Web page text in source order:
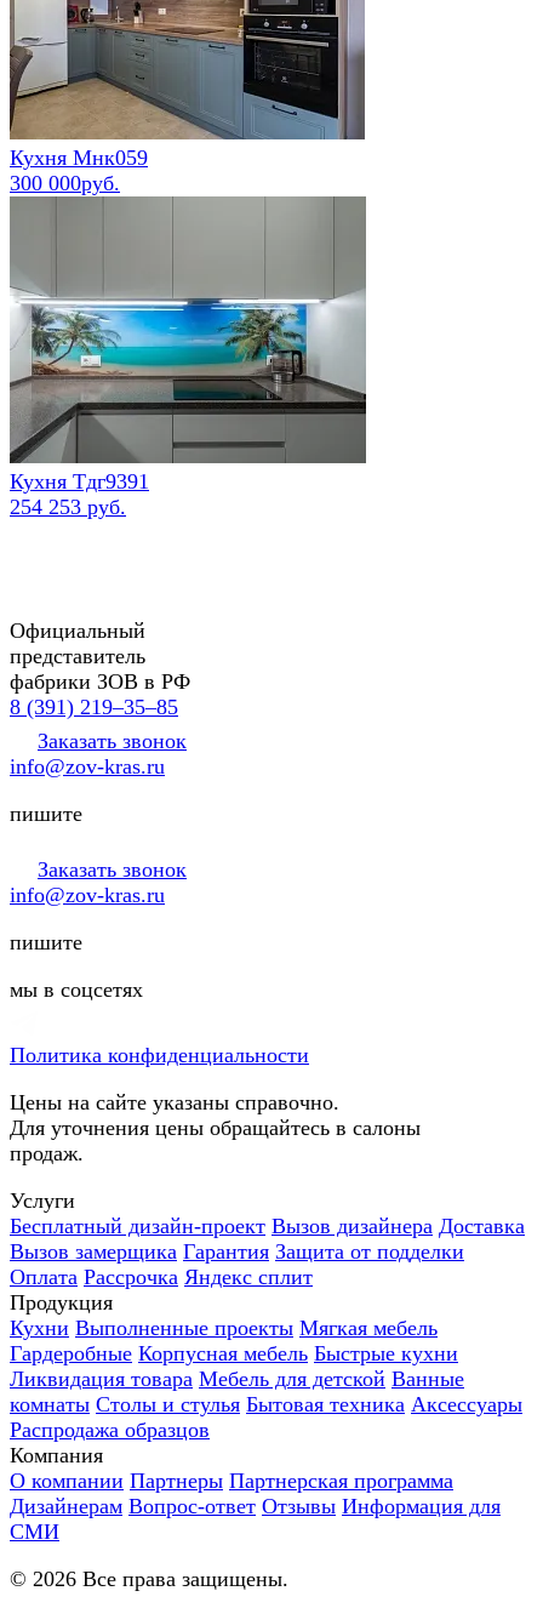
Кухня Мнк059
300 000руб.
Кухня Тдг9391
254 253 руб.
Официальный
представитель
фабрики ЗОВ в РФ
8 (391) 219‒35‒85
Заказать звонок
info@zov-kras.ru
пишите
Заказать звонок
info@zov-kras.ru
пишите
мы в соцсетях
Политика конфиденциальности
Цены на сайте указаны справочно.
Для уточнения цены обращайтесь в салоны
продаж.
Услуги
Бесплатный дизайн-проект Вызов дизайнера Доставка
Вызов замерщика Гарантия Защита от подделки
Оплата Рассрочка Яндекс сплит
Продукция
Кухни Выполненные проекты Мягкая мебель
Гардеробные Корпусная мебель Быстрые кухни
Ликвидация товара Мебель для детской Ванные
комнаты Столы и стулья Бытовая техника Аксессуары
Распродажа образцов
Компания
О компании Партнеры Партнерская программа
Дизайнерам Вопрос-ответ Отзывы Информация для
СМИ
© 2026 Все права защищены.